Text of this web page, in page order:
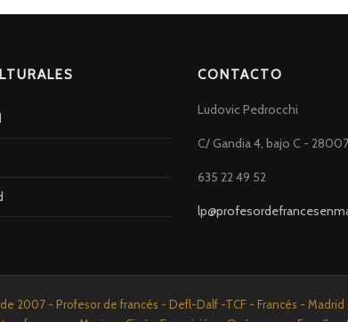
CONTACTO
Ludovic Pedrocchi
C/ Gandia 4, bajo C -
635 22 49 52
2007 - Profesor de francés - Defl-Dalf -TCF - Francés -